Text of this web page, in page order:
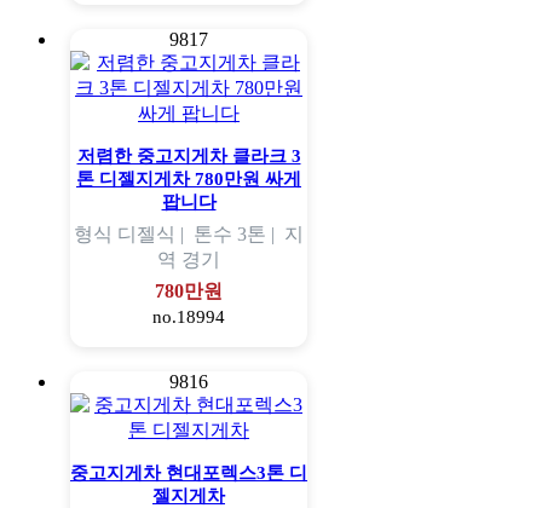
9817
저렴한 중고지게차 클라크 3
톤 디젤지게차 780만원 싸게
팝니다
형식 디젤식 | 톤수 3톤 | 지
역 경기
780만원
no.18994
9816
중고지게차 현대포렉스3톤 디
젤지게차